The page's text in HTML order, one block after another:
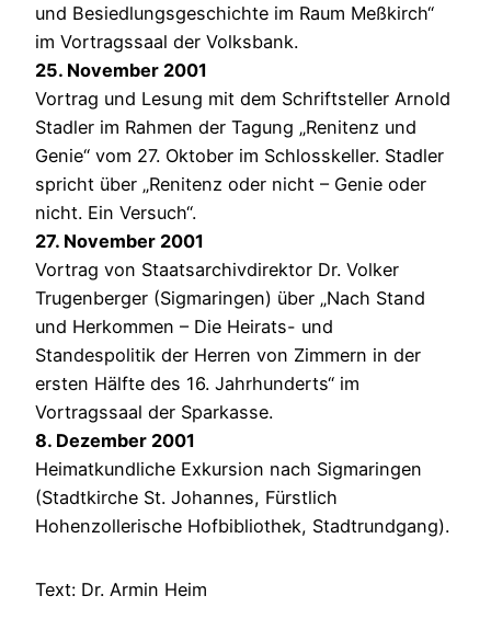
und Besiedlungsgeschichte im Raum Meßkirch“
im Vortragssaal der Volksbank.
25. November 2001
Vortrag und Lesung mit dem Schriftsteller Arnold
Stadler im Rahmen der Tagung „Renitenz und
Genie“ vom 27. Oktober im Schlosskeller. Stadler
spricht über „Renitenz oder nicht – Genie oder
nicht. Ein Versuch“.
27. November 2001
Vortrag von Staatsarchivdirektor Dr. Volker
Trugenberger (Sigmaringen) über „Nach Stand
und Herkommen – Die Heirats- und
Standespolitik der Herren von Zimmern in der
ersten Hälfte des 16. Jahrhunderts“ im
Vortragssaal der Sparkasse.
8. Dezember 2001
Heimatkundliche Exkursion nach Sigmaringen
(Stadtkirche St. Johannes, Fürstlich
Hohenzollerische Hofbibliothek, Stadtrundgang).
Text: Dr. Armin Heim